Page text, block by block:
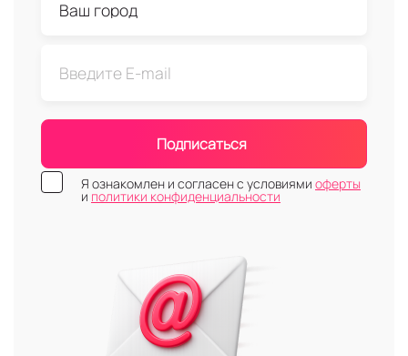
Подписаться
Я ознакомлен и согласен с условиями оферты
и политики конфиденциальности